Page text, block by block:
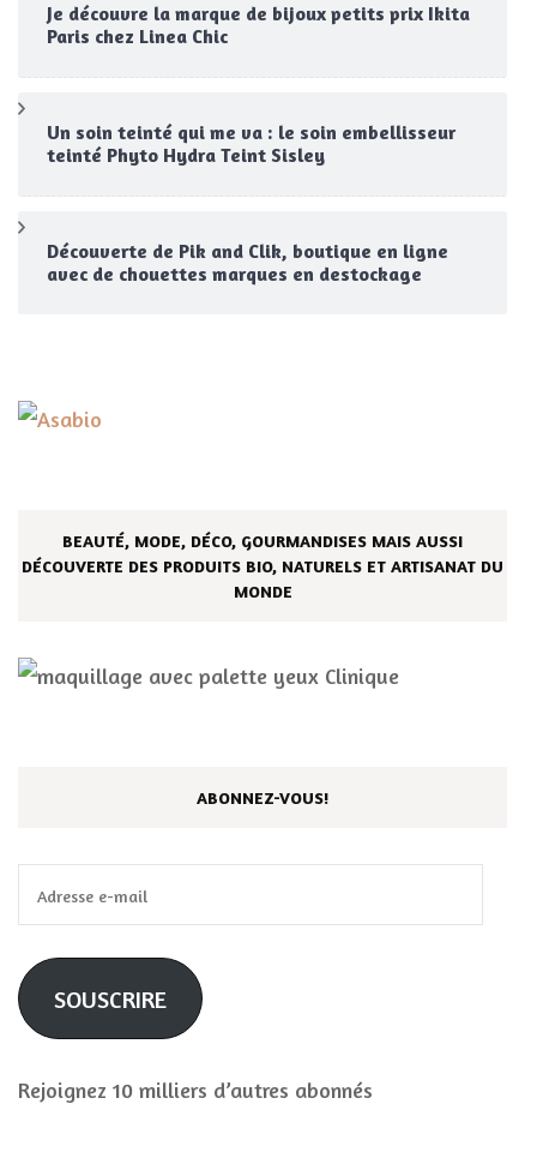
Je découvre la marque de bijoux petits prix Ikita
Paris chez Linea Chic
Un soin teinté qui me va : le soin embellisseur
teinté Phyto Hydra Teint Sisley
Découverte de Pik and Clik, boutique en ligne
avec de chouettes marques en destockage
BEAUTÉ, MODE, DÉCO, GOURMANDISES MAIS AUSSI
DÉCOUVERTE DES PRODUITS BIO, NATURELS ET ARTISANAT DU
MONDE
ABONNEZ-VOUS!
e-
mail
SOUSCRIRE
Rejoignez 10 milliers d’autres abonnés